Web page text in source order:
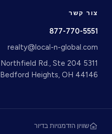
צור קשר
877-770-5551
realty@local-n-global.com
5311 Northfield Rd., Ste 204
Bedford Heights, OH 44146
שוויון הזדמנויות בדיור